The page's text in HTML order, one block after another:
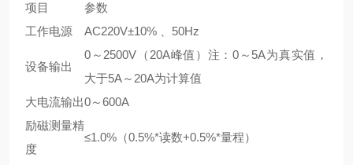
项目
参数
工作电源
AC220V±10% 、50Hz
设备输出
0～2500V（20A峰值）注：0～5A为真实值，
大于5A～20A为计算值
大电流输出0～600A
励磁测量精
度
≤1.0%（0.5%*读数+0.5%*量程）